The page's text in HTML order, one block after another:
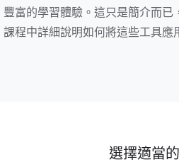
豐富的學習體驗。這只是簡介而
課程中詳細說明如何將這些工具應
選擇適當